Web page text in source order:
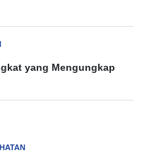
yang Mengungkap